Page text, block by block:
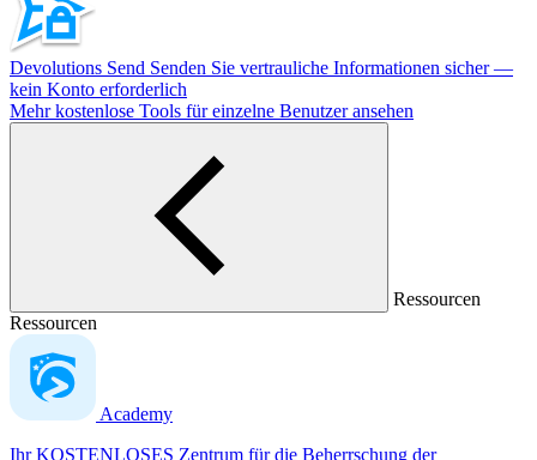
Devolutions Send Senden Sie vertrauliche Informationen sicher —
kein Konto erforderlich
Mehr kostenlose Tools für einzelne Benutzer ansehen
Ressourcen
Ressourcen
Academy
Ihr KOSTENLOSES Zentrum für die Beherrschung der